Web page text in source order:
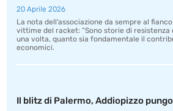
20 Aprile 2026
La nota dell’associazione da sempre al
vittime del racket: “Sono storie di resistenza
una volta, quanto sia fondamentale il
economici.
Il blitz di Palermo, Addiopizzo